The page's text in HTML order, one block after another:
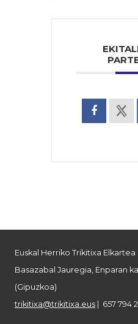
Euskal Herriko Trikitixa Elkartea
Basazabal Jauregia, Enparan
(Gipuzkoa)
trikitixa@trikitixa.eus | 657 794